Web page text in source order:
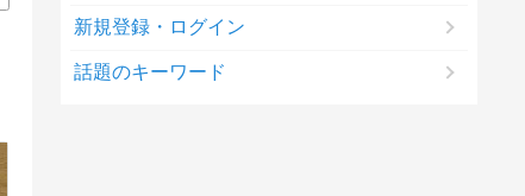
新規登録・ログイン
話題のキーワード